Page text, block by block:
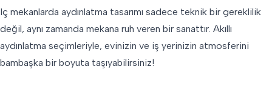
Iç mekanlarda aydınlatma tasarımı sadece teknik bir gereklilik
değil, aynı zamanda mekana ruh veren bir sanattır. Akıllı
aydınlatma seçimleriyle, evinizin ve iş yerinizin atmosferini
bambaşka bir boyuta taşıyabilirsiniz!